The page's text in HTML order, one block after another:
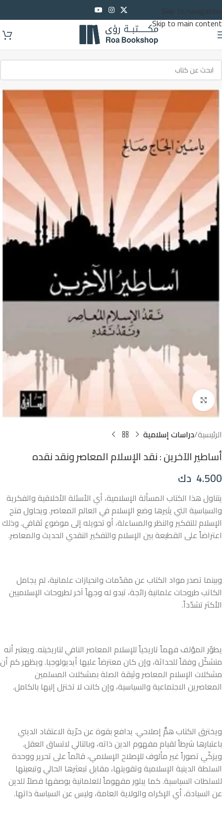
Skip to navigation
Skip to main content
Click to enlarge
الرئيسية دراسات إسلامية
أساطير الآخرين : نقد الإسلام المعاصر ونقد نقده
4.500 دك
يتناول هذا الكتاب المسألة الإسلامية، أي الأسئلة الأخلاقية والفكرية
والسياسية التي يثيرها وضع الإسلام في العالم المعاصر. ويحاول فتح
الإسلام للتفكير والنظر والمساءلة، أو تحويله إلى موضوع ثقافي. وذلك
اعتراضاً على القطيعة بين الإسلام والتفكير النقدي الحديث والمعاصر.
وبينما تصدر مواد الكتاب عن مقدّمات وانحيازات علمانية، لم يجامل
الكاتب طروحات علمانية رائجة، تبدو له وجهاً آخر لطروحات الإسلاميين
الأكثر تشدّداً.
يطوّر المؤلف فهماً تاريخياً للإسلام المعاصر النافي لتاريخيته. ويعتبر أنه
متشكّل وفقاً للحداثة، وإن كان معترضاً عليها أيديولوجيا. ويظهر كم أن
مشكلات الإسلام المعاصر وثيقة الصلة بمشكلات المسلمين
المعاصرين الاجتماعية والسياسية، وإن كانت لا تختزل إليها بالكامل.
ويخترق الكتاب همٌّ إصلاحي. يدافع بقوة عن حرّية الاعتقاد الديني
باعتبارها شرطاً لقيام مفهوم الدين ذاته، وبالتالي لاتساق العقل.
ويزكّي تصوراً غير مألوف للإصلاح الإسلامي، قائماً على تحرير ووحدة
السلطة الدينية الإسلامية وتقويتها، مقابل تبعثرها الحالي وتبعيتها
للسلطات السياسية. كما يبلور مفهوماً للعلمانية بوصفها فصلاً للدين
عن السيادة، أي الإكراه والولاية العامة، وليس عن السياسة ذاتها.